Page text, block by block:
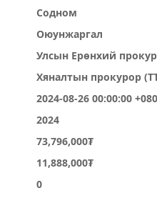
Содном
Оюунжаргал
Улсын Ерөнхий
Хяналтын прокурор
2024-08-26 00:00:00
2024
73,796,000₮
11,888,000₮
0